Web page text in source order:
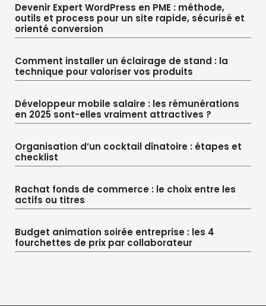
Devenir Expert WordPress en PME : méthode,
outils et process pour un site rapide, sécurisé et
orienté conversion
Comment installer un éclairage de stand : la
technique pour valoriser vos produits
Développeur mobile salaire : les rémunérations
en 2025 sont-elles vraiment attractives ?
Organisation d’un cocktail dînatoire : étapes et
checklist
Rachat fonds de commerce : le choix entre les
actifs ou titres
Budget animation soirée entreprise : les 4
fourchettes de prix par collaborateur